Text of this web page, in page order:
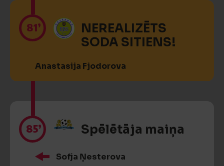
81’
NEREALIZĒTS
SODA SITIENS!
Anastasija Fjodorova
85’ Spēlētāja maiņa
Sofja Ņesterova